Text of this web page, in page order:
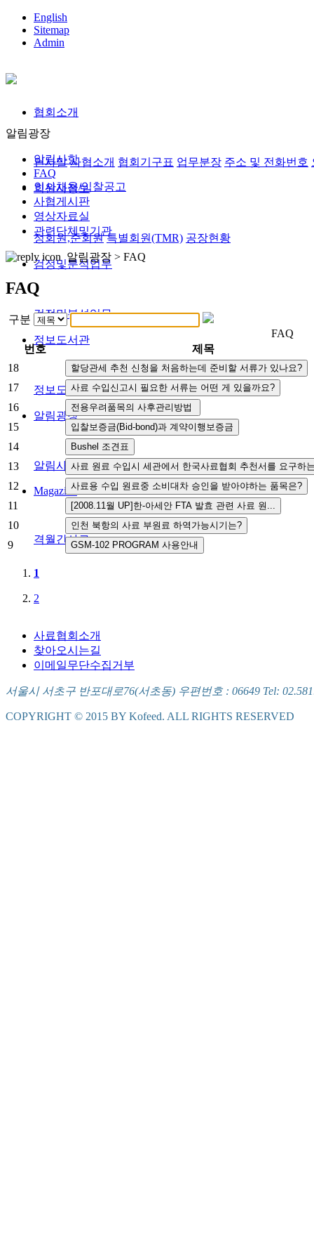
English
Sitemap
Admin
협회소개
인사말 사협소개 협회기구표 업무분장 주소 및 전화번호
회원사정보
정회원,준회원 특별회원(TMR) 공장현황
검정및분석업무
검정및분석업무
정보도서관
정보도서관
알림광장
알림사항 FAQ 인사채용/입찰공고 사협게시판 영상자료
Magazine
격월간사료
알림광장
알림사항
FAQ
인사채용/입찰공고
사협게시판
영상자료실
관련단체및기관
알림광장 > FAQ
FAQ
구분
FAQ
번호
제목
18
17
16
15
14
13
12
11
10
9
1
2
사료협회소개
찾아오시는길
이메일무단수집거부
서울시 서초구 반포대로76(서초동) 우편번호 : 06649 Tel:
COPYRIGHT © 2015 BY Kofeed. ALL RIGHTS RESERVED